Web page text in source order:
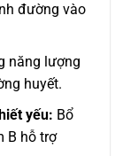
đường vào
năng lượng
huyết.
yếu: Bổ
B hỗ trợ